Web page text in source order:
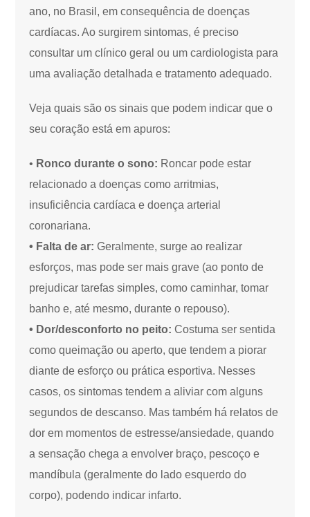
ano, no Brasil, em consequência de doenças
cardíacas. Ao surgirem sintomas, é preciso
consultar um clínico geral ou um cardiologista para
uma avaliação detalhada e tratamento adequado.
Veja quais são os sinais que podem indicar que o
seu coração está em apuros:
• Ronco durante o sono: Roncar pode estar
relacionado a doenças como arritmias,
insuficiência cardíaca e doença arterial
coronariana.
• Falta de ar:Geralmente, surge ao realizar
esforços, mas pode ser mais grave (ao ponto de
prejudicar tarefas simples, como caminhar, tomar
banho e, até mesmo, durante o repouso).
• Dor/desconforto no peito:Costuma ser sentida
como queimação ou aperto, que tendem a piorar
diante de esforço ou prática esportiva. Nesses
casos, os sintomas tendem a aliviar com alguns
segundos de descanso. Mas também há relatos de
dor em momentos de estresse/ansiedade, quando
a sensação chega a envolver braço, pescoço e
mandíbula (geralmente do lado esquerdo do
corpo), podendo indicar infarto.